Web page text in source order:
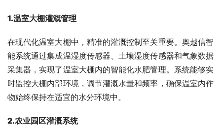
1.温室大棚灌溉管理
在现代化温室大棚中，精准的灌溉控制至关重要。奥越信智
能系统通过集成温湿度传感器、土壤湿度传感器和气象数据
采集器，实现了温室大棚内的智能化水肥管理。系统能够实
时监控大棚内部环境，调节灌溉水量和频率，确保温室内作
物始终保持在适宜的水分环境中。
2.农业园区灌溉系统